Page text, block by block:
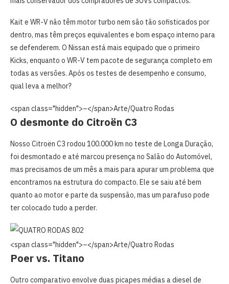
Kait e WR-V não têm motor turbo nem são tão sofisticados por
dentro, mas têm preços equivalentes e bom espaço interno para
se defenderem. O Nissan está mais equipado que o primeiro
Kicks, enquanto o WR-V tem pacote de segurança completo em
todas as versões. Após os testes de desempenho e consumo,
qual leva a melhor?
<span class="hidden">–</span>Arte/Quatro Rodas
O desmonte do Citroën C3
Nosso Citroën C3 rodou 100.000 km no teste de Longa Duração,
foi desmontado e até marcou presença no Salão do Automóvel,
mas precisamos de um mês a mais para apurar um problema que
encontramos na estrutura do compacto. Ele se saiu até bem
quanto ao motor e parte da suspensão, mas um parafuso pode
ter colocado tudo a perder.
<span class="hidden">–</span>Arte/Quatro Rodas
Poer vs. Titano
Outro comparativo envolve duas picapes médias a diesel de